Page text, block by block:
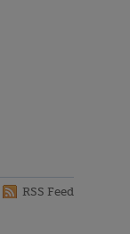
RSS Feed